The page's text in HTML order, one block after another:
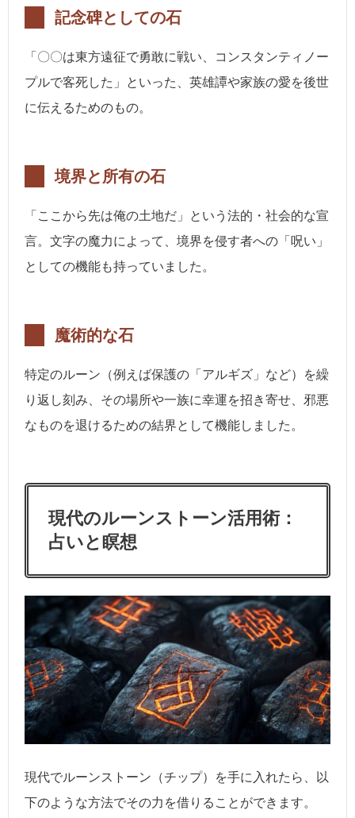
記念碑としての石
「〇〇は東方遠征で勇敢に戦い、コンスタンティノー
プルで客死した」といった、英雄譚や家族の愛を後世
に伝えるためのもの。
境界と所有の石
「ここから先は俺の土地だ」という法的・社会的な宣
言。文字の魔力によって、境界を侵す者への「呪い」
としての機能も持っていました。
魔術的な石
特定のルーン（例えば保護の「アルギズ」など）を繰
り返し刻み、その場所や一族に幸運を招き寄せ、邪悪
なものを退けるための結界として機能しました。
現代のルーンストーン活用術：
占いと瞑想
現代でルーンストーン（チップ）を手に入れたら、以
下のような方法でその力を借りることができます。